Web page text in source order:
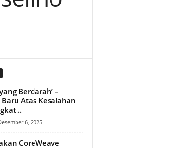
Berdarah’ –
Atas Kesalahan
6, 2025
CoreWeave